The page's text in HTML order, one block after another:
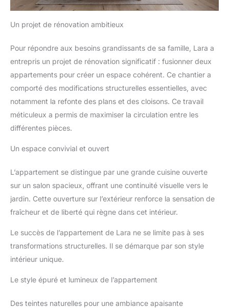
Un projet de rénovation ambitieux
Pour répondre aux besoins grandissants de sa famille, Lara a
entrepris un projet de rénovation significatif : fusionner deux
appartements pour créer un espace cohérent. Ce chantier a
comporté des modifications structurelles essentielles, avec
notamment la refonte des plans et des cloisons. Ce travail
méticuleux a permis de maximiser la circulation entre les
différentes pièces.
Un espace convivial et ouvert
L’appartement se distingue par une grande cuisine ouverte
sur un salon spacieux, offrant une continuité visuelle vers le
jardin. Cette ouverture sur l’extérieur renforce la sensation de
fraîcheur et de liberté qui règne dans cet intérieur.
Le succès de l’appartement de Lara ne se limite pas à ses
transformations structurelles. Il se démarque par son style
intérieur unique.
Le style épuré et lumineux de l’appartement
Des teintes naturelles pour une ambiance apaisante